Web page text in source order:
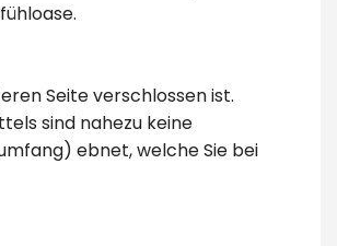
Seite verschlossen ist.
sind nahezu keine
ebnet, welche Sie bei